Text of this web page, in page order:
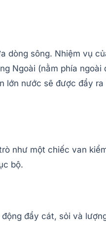
sông. Nhiệm vụ
Ngoài (nằm phía ngoài
lớn nước sẽ được đẩy ra
như một chiếc van
bộ.
đẩy cát, sỏi và